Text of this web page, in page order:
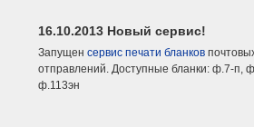
16.10.2013 Новый сервис!
Запущен сервис печати бланков
отправлений. Доступные бланки: ф.7-п,
ф.113эн